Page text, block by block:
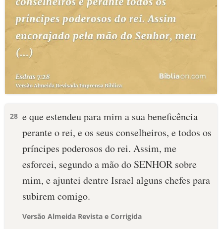
28 e que estendeu para mim a sua beneficência
perante o rei, e os seus conselheiros, e todos os
príncipes poderosos do rei. Assim, me
esforcei, segundo a mão do SENHOR sobre
mim, e ajuntei dentre Israel alguns chefes para
subirem comigo.
Versão Almeida Revista e Corrigida